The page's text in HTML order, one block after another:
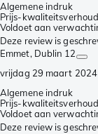
Algemene indruk
Prijs-
Voldoet aan
Deze review is
Emmet, Dublin 12
vrijdag 29 maart 2024
Algemene indruk
Prijs-
Voldoet aan
Deze review is